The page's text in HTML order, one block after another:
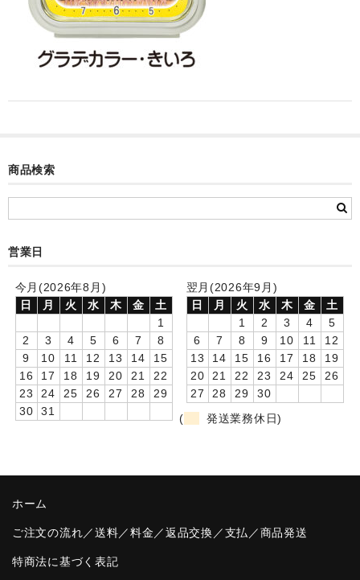
目覚まし時計(個別)
お絵かきギャラリープラス(絵＋個別)
お絵かきギャラリー
卒園DVDアルバム
卒業記念品
音声入りフォトフレームクロック(集合)
音声入りフォトフレームクロック(校歌)
スポーツウォッチ
商品検索
営業日
今月(2026年8月)
日
月 火 水 木 金
土
1
2
3 4 5 6 7
8
9
10 11 12 13 14
15
16
17 18 19 20 21
22
23
24 25 26 27 28
29
30
31
翌月(2026年9月)
日
月 火 水 木 金
土
1
2 3 4
5
6
7 8 9 10 11
12
13
14 15 16 17 18
19
20
21 22 23 24 25
26
27
28 29
30
(
発送業務休日)
ホーム
ご注文の流れ／送料／料金／返品交換／支払／商品発送
特商法に基づく表記